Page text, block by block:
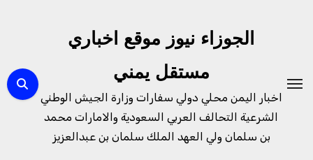
الجوزاء نيوز موقع اخباري
مستقل يمني
اخبار اليمن محلي دولي سفارات وزارة الجيش الوطني
الشرعية التحالف العربي السعودية والامارات محمد
بن سلمان ولي العهد الملك سلمان بن عبدالعزيز